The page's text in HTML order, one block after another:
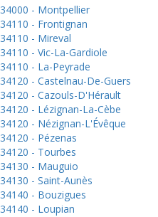
34000 - Montpellier
34110 - Frontignan
34110 - Mireval
34110 - Vic-La-Gardiole
34110 - La-Peyrade
34120 - Castelnau-De-Guers
34120 - Cazouls-D'Hérault
34120 - Lézignan-La-Cèbe
34120 - Nézignan-L'Évêque
34120 - Pézenas
34120 - Tourbes
34130 - Mauguio
34130 - Saint-Aunès
34140 - Bouzigues
34140 - Loupian